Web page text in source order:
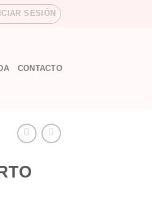
SESIÓN
CONTACTO